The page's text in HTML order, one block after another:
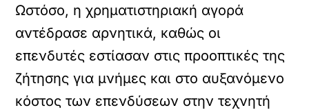
Ωστόσο, η χρηματιστηριακή αγορά
αντέδρασε αρνητικά, καθώς οι
επενδυτές εστίασαν στις προοπτικές της
ζήτησης για μνήμες και στο αυξανόμενο
κόστος των επενδύσεων στην τεχνητή